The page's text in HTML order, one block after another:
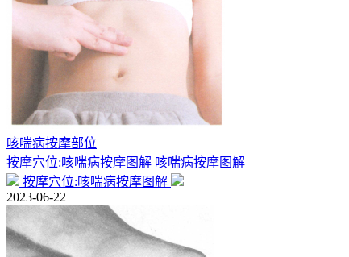
咳喘病按摩部位
按摩穴位:咳喘病按摩图解 咳喘病按摩图解
按摩穴位:咳喘病按摩图解
2023-06-22